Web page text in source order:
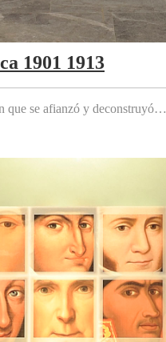
1901 1913
que se afianzó y deconstruyó…